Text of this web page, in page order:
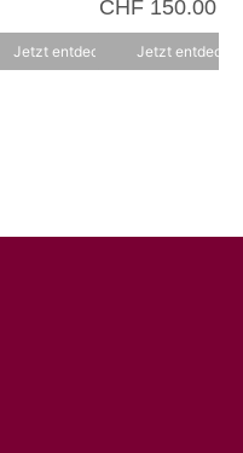
Jetzt entdecken
von 5
CHF150.00
Jetzt